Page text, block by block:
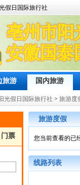
假日国际旅行社
旅游 国内旅游
光假日国际旅行社 > 旅游度
门票
旅游度假
您当前查看的已
线路列表